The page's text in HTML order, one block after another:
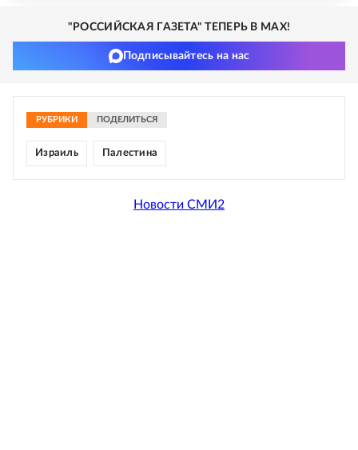
"РОССИЙСКАЯ ГАЗЕТА" ТЕПЕРЬ В MAX!
Подписывайтесь на нас
РУБРИКИ ПОДЕЛИТЬСЯ
Израиль Палестина
Новости СМИ2